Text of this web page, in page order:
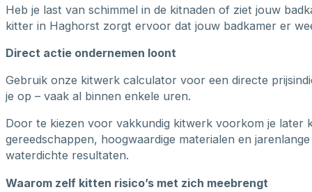
Heb je last van schimmel in de kitnaden of ziet jouw
kitter in Haghorst zorgt ervoor dat jouw badkamer er
Direct actie ondernemen loont
Gebruik onze kitwerk calculator voor een directe
je op – vaak al binnen enkele uren.
Door te kiezen voor vakkundig kitwerk voorkom je later
gereedschappen, hoogwaardige materialen en
waterdichte resultaten.
Waarom zelf kitten risico’s met zich meebrengt